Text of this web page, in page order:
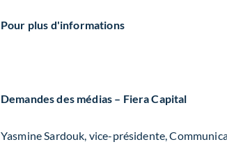
Pour plus d'informations
Demandes des médias – Fiera Capital
Yasmine Sardouk, vice-présidente,